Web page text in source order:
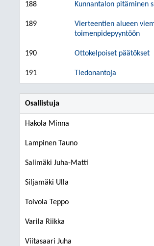
188 Kunnantalon pitäminen
189
Vierteentien alueen
toimenpidepyyntöön
190 Ottokelpoiset päätökset
191 Tiedonantoja
Osallistuja
Hakola Minna
Lampinen Tauno
Salimäki Juha-Matti
Siljamäki Ulla
Toivola Teppo
Varila Riikka
Viitasaari Juha